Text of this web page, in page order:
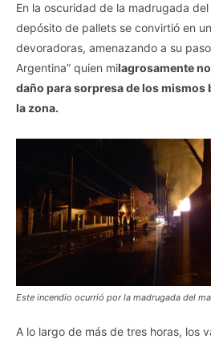
En la oscuridad de la madrugada
depósito de pallets se convirtió en
devoradoras, amenazando a su
Argentina” quien milagrosamente
daño para sorpresa de los mismos
la zona.
Este incendio ocurrió por la madrugada del
A lo largo de más de tres horas, los